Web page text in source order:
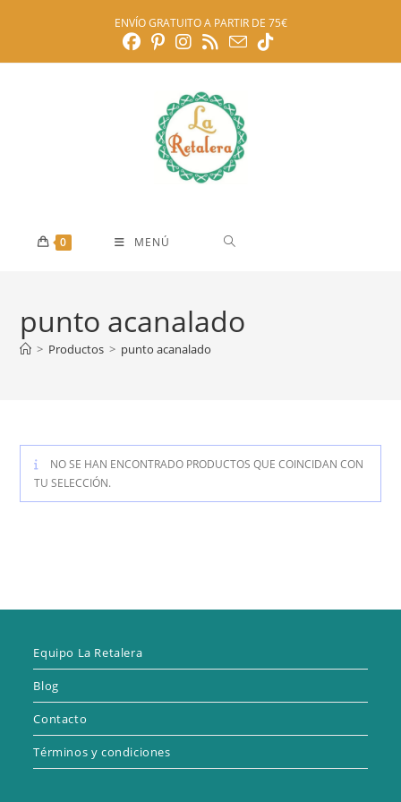
ENVÍO GRATUITO A PARTIR DE 75€
0 MENÚ
punto acanalado
> Productos > punto acanalado
NO SE HAN ENCONTRADO PRODUCTOS QUE COINCIDAN CON
TU SELECCIÓN.
Equipo La Retalera
Blog
Contacto
Términos y condiciones